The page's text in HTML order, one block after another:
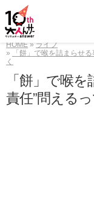
HOME
ライフ
「餅」で喉を詰まらせ
く
「餅」で喉
責任”問える